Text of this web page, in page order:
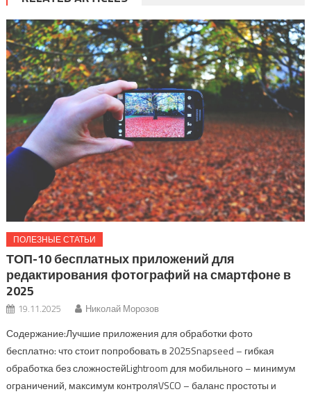
ПОЛЕЗНЫЕ СТАТЬИ
ТОП-10 бесплатных приложений для
редактирования фотографий на смартфоне в
2025
19.11.2025 Николай Морозов
Содержание:Лучшие приложения для обработки фото
бесплатно: что стоит попробовать в 2025Snapseed – гибкая
обработка без сложностейLightroom для мобильного – минимум
ограничений, максимум контроляVSCO – баланс простоты и